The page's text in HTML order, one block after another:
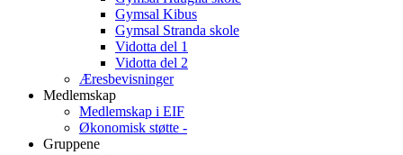
Gymsal Kibus
Gymsal Stranda skole
Vidotta del 1
Vidotta del 2
Æresbevisninger
Medlemskap
Medlemskap i EIF
Økonomisk støtte -
Gruppene